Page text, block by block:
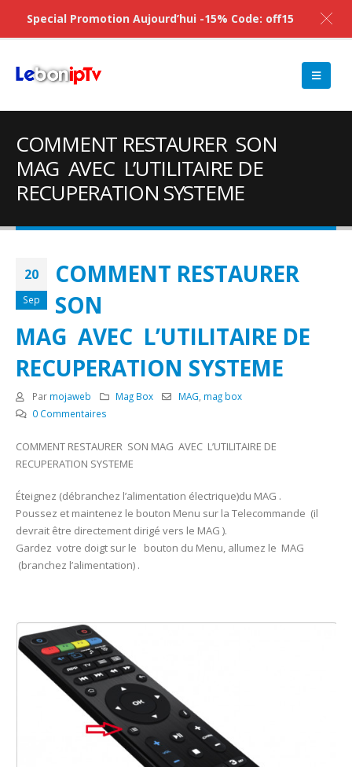
COMMENT RESTAURER SON
MAG AVEC L’UTILITAIRE DE
RECUPERATION SYSTEME
20
Sep
COMMENT RESTAURER
SON
MAG AVEC L’UTILITAIRE DE
RECUPERATION SYSTEME
Par mojaweb Mag Box MAG mag box
0 Commentaires
COMMENT RESTAURER SON MAG AVEC L’UTILITAIRE DE
RECUPERATION SYSTEME
Éteignez (débranchez l’alimentation électrique)du MAG .
Poussez et maintenez le bouton Menu sur la Telecommande (il
devrait être directement dirigé vers le MAG ).
Gardez votre doigt sur le bouton du Menu, allumez le MAG
(branchez l’alimentation) .
Special Promotion Aujourd’hui -15% Code: off15